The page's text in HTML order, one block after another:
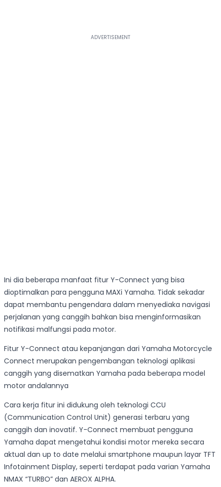
Ini dia beberapa manfaat fitur Y-Connect yang bisa
dioptimalkan para pengguna MAXi Yamaha. Tidak sekadar
dapat membantu pengendara dalam menyediaka navigasi
perjalanan yang canggih bahkan bisa menginformasikan
notifikasi malfungsi pada motor.
Fitur Y-Connect atau kepanjangan dari Yamaha Motorcycle
Connect merupakan pengembangan teknologi aplikasi
canggih yang disematkan Yamaha pada beberapa model
motor andalannya
Cara kerja fitur ini didukung oleh teknologi CCU
(Communication Control Unit) generasi terbaru yang
canggih dan inovatif. Y-Connect membuat pengguna
Yamaha dapat mengetahui kondisi motor mereka secara
aktual dan up to date melalui smartphone maupun layar TFT
Infotainment Display, seperti terdapat pada varian Yamaha
NMAX “TURBO” dan AEROX ALPHA.